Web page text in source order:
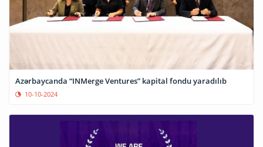
Azərbaycanda “INMerge Ventures” kapital fondu yaradılıb
10-10-2024